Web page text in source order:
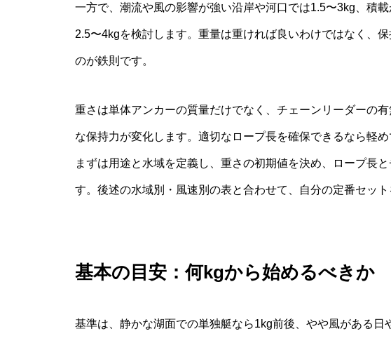
一方で、潮流や風の影響が強い沿岸や河口では1.5〜3kg、積
2.5〜4kgを検討します。重量は重ければ良いわけではなく、
のが鉄則です。
重さは単体アンカーの質量だけでなく、チェーンリーダーの
な保持力が変化します。適切なロープ長を確保できるなら軽
まずは用途と水域を定義し、重さの初期値を決め、ロープ長
す。後述の水域別・風速別の表と合わせて、自分の定番セット
基本の目安：何kgから始めるべきか
基準は、静かな湖面での単独艇なら1kg前後、やや風がある日